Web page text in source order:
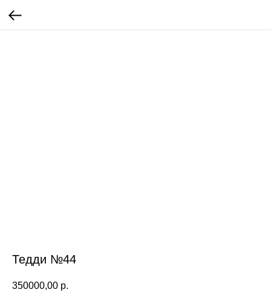
Тедди №44
350000,00 р.